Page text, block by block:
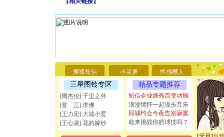
搜狐短信 小灵通 性感丽人
三星图铃专区
[周杰伦] 千里之外
[誓 言] 求佛
[王力宏] 大城小爱
[王心凌] 花的嫁纱
精品专题推荐
短信企业通秀百变功能
浪漫情怀一起漫步音乐
同城约会今夜告别寂寞
敢来挑战你的球技吗？
[圣诞节]
都要快乐
[圣诞节]
如意,快
[元旦]看
断电。爱
你是我专
[元旦]如
起；二是
离。水晶
[元旦]当